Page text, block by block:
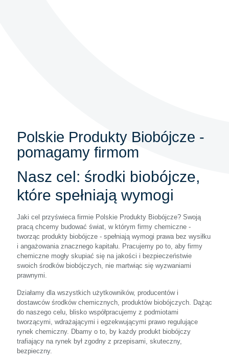
Polskie Produkty Biobójcze -
pomagamy firmom
Nasz cel: środki biobójcze,
które spełniają wymogi
Jaki cel przyświeca firmie Polskie Produkty Biobójcze? Swoją
pracą chcemy budować świat, w którym firmy chemiczne -
tworząc produkty biobójcze - spełniają wymogi prawa bez wysiłku
i angażowania znacznego kapitału. Pracujemy po to, aby firmy
chemiczne mogły skupiać się na jakości i bezpieczeństwie
swoich środków biobójczych, nie martwiąc się wyzwaniami
prawnymi.
Działamy dla wszystkich użytkowników, producentów i
dostawców środków chemicznych, produktów biobójczych. Dążąc
do naszego celu, blisko współpracujemy z podmiotami
tworzącymi, wdrażającymi i egzekwującymi prawo regulujące
rynek chemiczny. Dbamy o to, by każdy produkt biobójczy
trafiający na rynek był zgodny z przepisami, skuteczny,
bezpieczny.